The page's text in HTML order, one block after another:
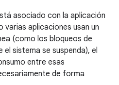
asociado con la aplicación
varias aplicaciones usan un
(como los bloqueos de
el sistema se suspenda), el
entre esas
de forma